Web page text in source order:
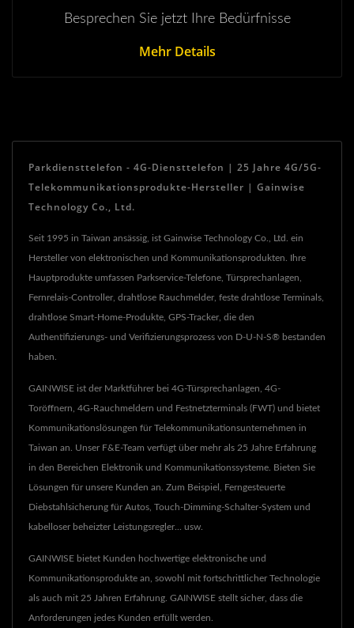
Besprechen Sie jetzt Ihre Bedürfnisse
Mehr Details
Parkdiensttelefon - 4G-Diensttelefon | 25 Jahre 4G/5G-
Telekommunikationsprodukte-Hersteller | Gainwise
Technology Co., Ltd.
Seit 1995 in Taiwan ansässig, ist Gainwise Technology Co., Ltd. ein
Hersteller von elektronischen und Kommunikationsprodukten. Ihre
Hauptprodukte umfassen Parkservice-Telefone, Türsprechanlagen,
Fernrelais-Controller, drahtlose Rauchmelder, feste drahtlose Terminals,
drahtlose Smart-Home-Produkte, GPS-Tracker, die den
Authentifizierungs- und Verifizierungsprozess von D-U-N-S® bestanden
haben.
GAINWISE ist der Marktführer bei 4G-Türsprechanlagen, 4G-
Toröffnern, 4G-Rauchmeldern und Festnetzterminals (FWT) und bietet
Kommunikationslösungen für Telekommunikationsunternehmen in
Taiwan an. Unser F&E-Team verfügt über mehr als 25 Jahre Erfahrung
in den Bereichen Elektronik und Kommunikationssysteme. Bieten Sie
Lösungen für unsere Kunden an. Zum Beispiel, Ferngesteuerte
Diebstahlsicherung für Autos, Touch-Dimming-Schalter-System und
kabelloser beheizter Leistungsregler... usw.
GAINWISE bietet Kunden hochwertige elektronische und
Kommunikationsprodukte an, sowohl mit fortschrittlicher Technologie
als auch mit 25 Jahren Erfahrung. GAINWISE stellt sicher, dass die
Anforderungen jedes Kunden erfüllt werden.